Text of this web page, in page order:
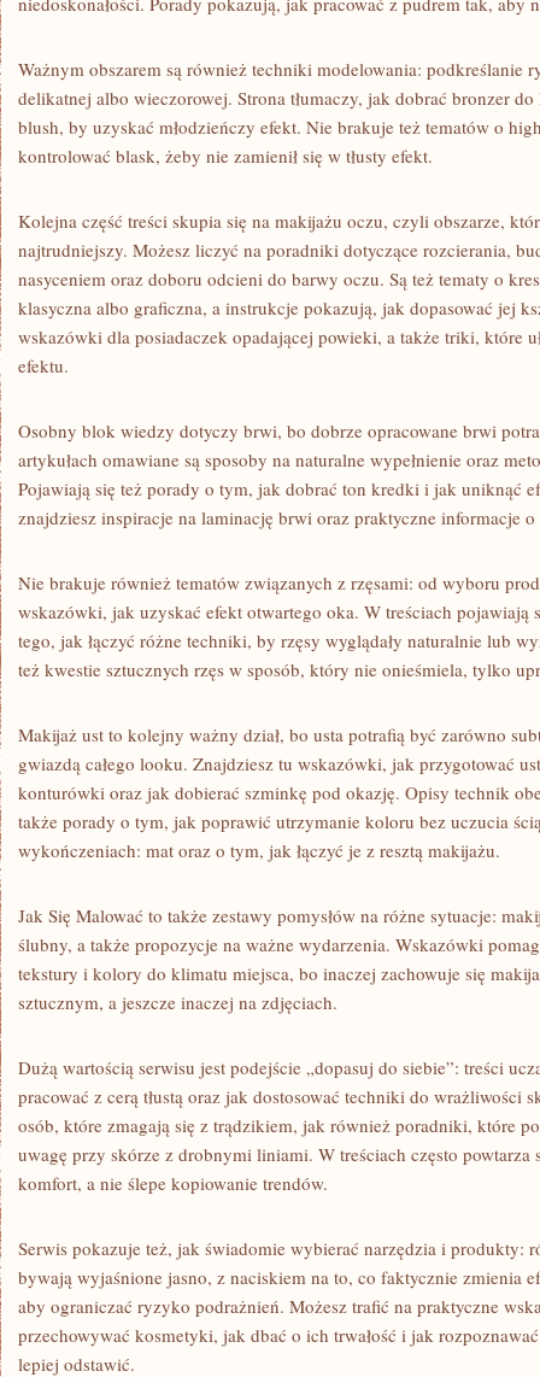
Ważnym obszarem są również techniki modelowania: podkreślanie
delikatnej albo wieczorowej. Strona tłumaczy, jak dobrać bronzer
blush, by uzyskać młodzieńczy efekt. Nie brakuje też tematów o
kontrolować blask, żeby nie zamienił się w tłusty efekt.
Kolejna część treści skupia się na makijażu oczu, czyli obszarze,
najtrudniejszy. Możesz liczyć na poradniki dotyczące rozcierania,
nasyceniem oraz doboru odcieni do barwy oczu. Są też tematy o
klasyczna albo graficzna, a instrukcje pokazują, jak dopasować jej
wskazówki dla posiadaczek opadającej powieki, a także triki, które
efektu.
Osobny blok wiedzy dotyczy brwi, bo dobrze opracowane brwi
artykułach omawiane są sposoby na naturalne wypełnienie oraz
Pojawiają się też porady o tym, jak dobrać ton kredki i jak uniknąć
znajdziesz inspiracje na laminację brwi oraz praktyczne informacje o
Nie brakuje również tematów związanych z rzęsami: od wyboru
wskazówki, jak uzyskać efekt otwartego oka. W treściach pojawiają
tego, jak łączyć różne techniki, by rzęsy wyglądały naturalnie lub
też kwestie sztucznych rzęs w sposób, który nie onieśmiela, tylko
Makijaż ust to kolejny ważny dział, bo usta potrafią być zarówno
gwiazdą całego looku. Znajdziesz tu wskazówki, jak przygotować
konturówki oraz jak dobierać szminkę pod okazję. Opisy technik
także porady o tym, jak poprawić utrzymanie koloru bez uczucia
wykończeniach: mat oraz o tym, jak łączyć je z resztą makijażu.
Jak Się Malować to także zestawy pomysłów na różne sytuacje:
ślubny, a także propozycje na ważne wydarzenia. Wskazówki
tekstury i kolory do klimatu miejsca, bo inaczej zachowuje się
sztucznym, a jeszcze inaczej na zdjęciach.
Dużą wartością serwisu jest podejście „dopasuj do siebie”: treści
pracować z cerą tłustą oraz jak dostosować techniki do wrażliwości
osób, które zmagają się z trądzikiem, jak również poradniki, które
uwagę przy skórze z drobnymi liniami. W treściach często powtarza
komfort, a nie ślepe kopiowanie trendów.
Serwis pokazuje też, jak świadomie wybierać narzędzia i produkty:
bywają wyjaśnione jasno, z naciskiem na to, co faktycznie zmienia
aby ograniczać ryzyko podrażnień. Możesz trafić na praktyczne
przechowywać kosmetyki, jak dbać o ich trwałość i jak
lepiej odstawić.